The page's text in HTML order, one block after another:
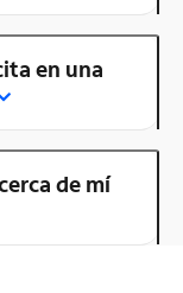
en una
de mí